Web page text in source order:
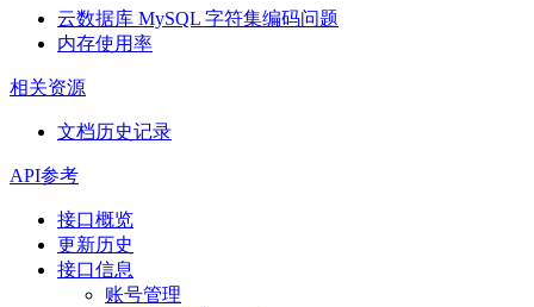
云数据库 MySQL 字符集编码问题
内存使用率
相关资源
文档历史记录
API参考
接口概览
更新历史
接口信息
账号管理